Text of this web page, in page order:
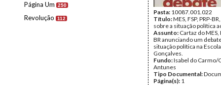
Página Um 250
Revolução 112
Pasta: 10087.001.022
Título:MES, FSP, PRP-
sobre a situação política
Assunto: Cartaz do MES,
BR anunciando um
situação política na
Gonçalves.
Fundo:Isabel do Carmo/
Antunes
Tipo Documental:
Página(s): 1